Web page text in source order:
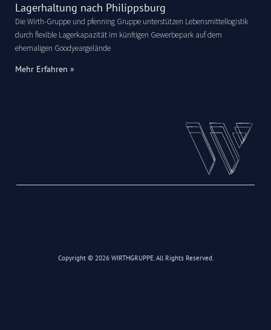
Lagerhaltung nach Philippsburg
Die Wirth-Gruppe und pfenning Gruppe unterstützen Lebensmittellogistik
durch flexible Lagerkapazität im künftigen Gewerbepark auf dem
ehemaligen Goodyeargelände
Mehr Erfahren »
Copyright © 2026 WIRTHGRUPPE. All Rights Reserved.